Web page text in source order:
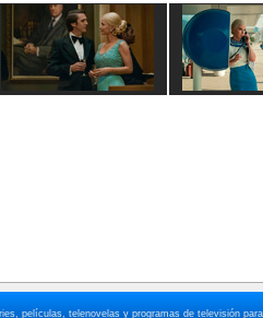
películas, telenovelas y programas de televisión